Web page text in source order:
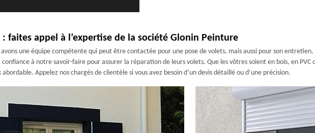
faites appel à l’expertise de la société Glonin Peinture
avons une équipe compétente qui peut être contactée pour une pose de volets, mais aussi pour son
à notre savoir-faire pour assurer la réparation de leurs volets. Que les vôtres soient en bois, en
Appelez nos chargés de clientèle si vous avez besoin d’un devis détaillé ou d’une précision.